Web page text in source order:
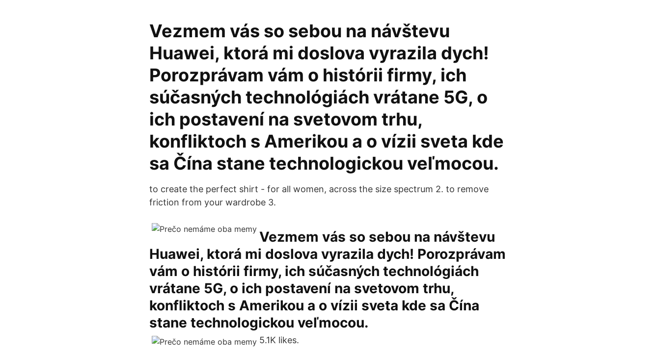
Vezmem vás so sebou na návštevu
Huawei, ktorá mi doslova vyrazila dych!
Porozprávam vám o histórii firmy, ich
súčasných technológiách vrátane 5G, o
ich postavení na svetovom trhu,
konfliktoch s Amerikou a o vízii sveta kde
sa Čína stane technologickou veľmocou.
to create the perfect shirt - for all women, across the size spectrum 2. to remove
friction from your wardrobe 3.
Vezmem vás so sebou na návštevu
Huawei, ktorá mi doslova vyrazila dych! Porozprávam
vám o histórii firmy, ich súčasných technológiách
vrátane 5G, o ich postavení na svetovom trhu,
konfliktoch s Amerikou a o vízii sveta kde sa Čína
stane technologickou veľmocou.
5.1K likes.